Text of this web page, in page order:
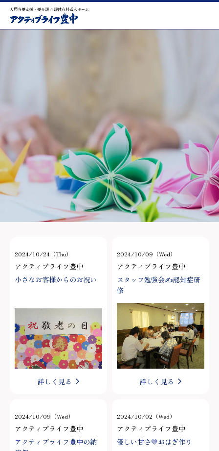
入居時要支援・要介護 介護付有料老人ホーム
2024/10/24（Thu）
アクティブライフ豊中
小さなお客様からのお祝い
詳しく見る
2024/10/09（Wed）
アクティブライフ豊中
スタッフ勉強会✍認知症研
修
詳しく見る
2024/10/09（Wed）
アクティブライフ豊中
アクティブライフ豊中の納
2024/10/02（Wed）
アクティブライフ豊中
優しい甘さ💛おはぎ作り